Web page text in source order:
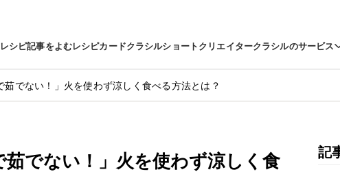
シピ記事をよむレシピカードクラシルショートクリエイタークラシルのサービス
茹でない！」火を使わず涼しく食べる方法とは？
茹でない！」火を使わず涼しく食
記